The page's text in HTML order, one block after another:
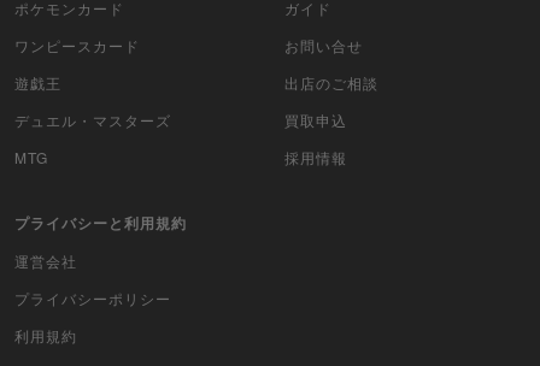
ポケモンカード
ワンピースカード
遊戯王
デュエル・マスターズ
MTG
ガイド
お問い合せ
出店のご相談
買取申込
採用情報
プライバシーと利用規約
運営会社
プライバシーポリシー
利用規約